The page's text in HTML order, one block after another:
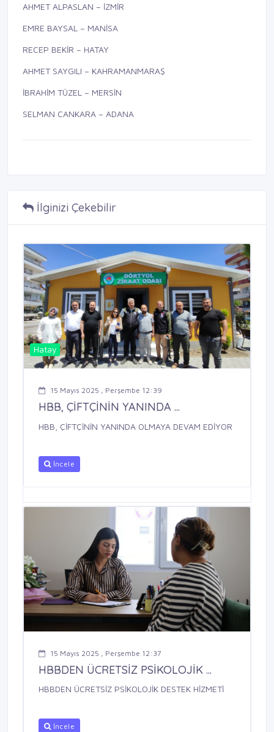
AHMET ALPASLAN – İZMİR
EMRE BAYSAL – MANİSA
RECEP BEKİR – HATAY
AHMET SAYGILI – KAHRAMANMARAŞ
İBRAHİM TÜZEL – MERSİN
SELMAN CANKARA – ADANA
İlginizi Çekebilir
Hatay
15 Mayıs 2025 , Perşembe 12:39
HBB, ÇİFTÇİNİN YANINDA ...
HBB, ÇİFTÇİNİN YANINDA OLMAYA DEVAM EDİYOR
İncele
15 Mayıs 2025 , Perşembe 12:37
HBBDEN ÜCRETSİZ PSİKOLOJİK ...
HBBDEN ÜCRETSİZ PSİKOLOJİK DESTEK HİZMETİ
İncele